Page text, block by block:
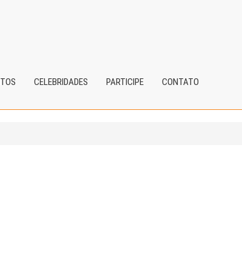
CELEBRIDADES PARTICIPE CONTATO